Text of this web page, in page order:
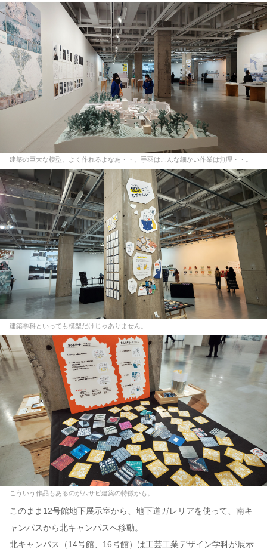
建築の巨大な模型。よく作れるよなあ・・。手羽はこんな細かい作業は無理・・。
建築学科といっても模型だけじゃありません。
こういう作品もあるのがムサビ建築の特徴かも。
このまま12号館地下展示室から、地下道ガレリアを使って、南キ
ャンパスから北キャンパスへ移動。
北キャンパス（14号館、16号館）は工芸工業デザイン学科が展示